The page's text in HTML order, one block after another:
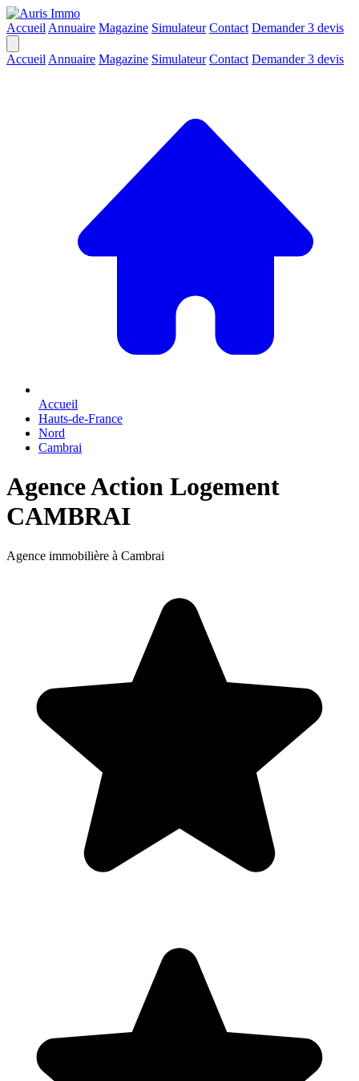
Accueil Annuaire Magazine Simulateur Contact Demander 3 devis
Accueil Annuaire Magazine Simulateur Contact Demander 3 devis
Accueil
Hauts-de-France
Nord
Cambrai
Agence Action Logement
CAMBRAI
Agence immobilière à Cambrai